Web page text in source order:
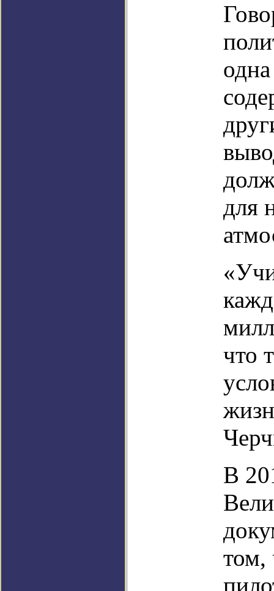
для
что
В
том,